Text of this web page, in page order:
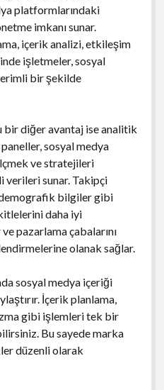
platformlarındaki
imkanı sunar.
içerik analizi, etkileşim
işletmeler, sosyal
bir şekilde
diğer avantaj ise analitik
sosyal medya
ve stratejileri
sunar. Takipçi
bilgiler gibi
daha iyi
pazarlama çabalarını
olanak sağlar.
sosyal medya içeriği
İçerik planlama,
gibi işlemleri tek bir
Bu sayede marka
düzenli olarak